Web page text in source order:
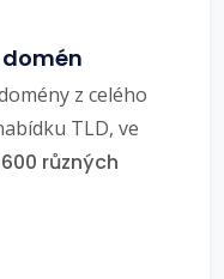
z celého
TLD, ve
různých